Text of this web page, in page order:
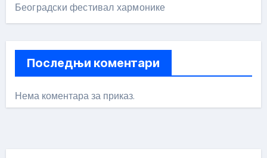
Београдски фестивал хармонике
Последњи коментари
Нема коментара за приказ.